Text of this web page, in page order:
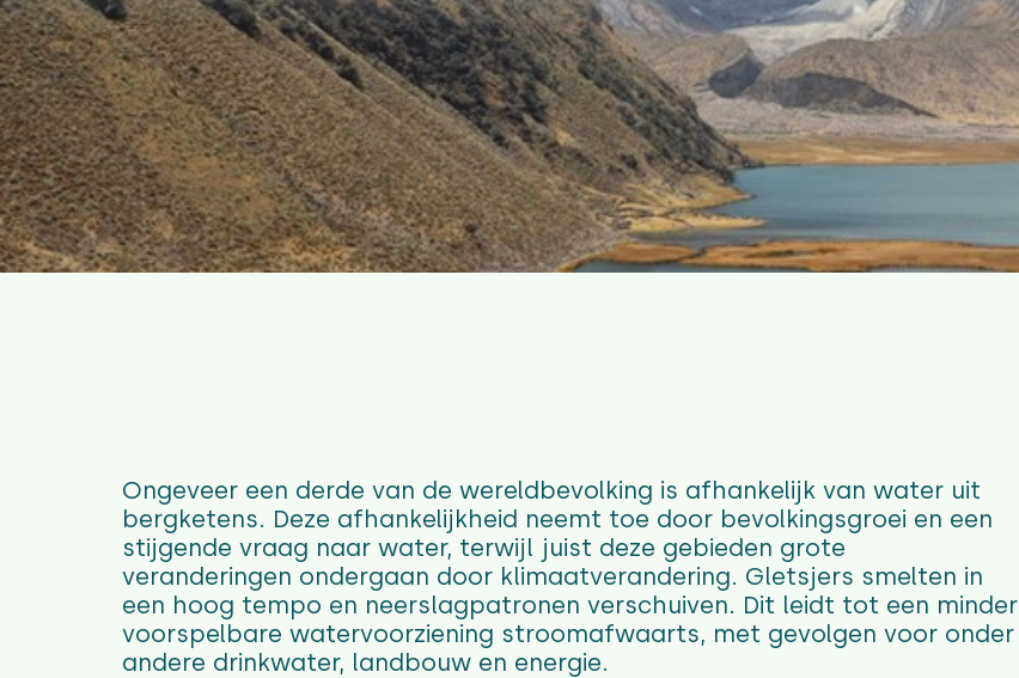
Ongeveer een derde van de wereldbevolking is afhankelijk van water uit
bergketens. Deze afhankelijkheid neemt toe door bevolkingsgroei en een
stijgende vraag naar water, terwijl juist deze gebieden grote
veranderingen ondergaan door klimaatverandering. Gletsjers smelten in
een hoog tempo en neerslagpatronen verschuiven. Dit leidt tot een minder
voorspelbare watervoorziening stroomafwaarts, met gevolgen voor onder
andere drinkwater, landbouw en energie.